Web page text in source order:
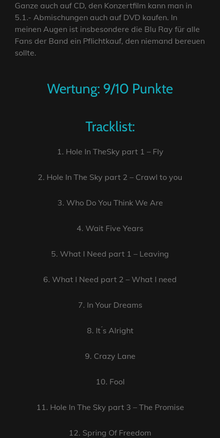
Ganze auch auf CD, den Konzertfilm kann man in
5.1.- Abmischungen auch auf DVD kaufen. In
meinen Augen ist insbesondere die Blu Ray für alle
Fans der Band ein Pflichtkauf, den niemand bereuen
sollte.
Wertung: 9/10 Punkte
Tracklist:
1. Hole In TheSky part 1 – Fly
2. Hole In The Sky part 2 – Crawl to you
3. Who Do You Think We Are
4. Wait Five Years
5. What I Need part 1 – Leaving
6. What I Need part 2 – What I need
7. In Your Dreams
8. It ́s Alright
9. Crazy Lane
10. Fool
11. Hole In The Sky part 3 – The Promise
12. Spring Of Freedom